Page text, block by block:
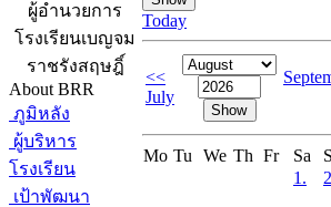
ผู้อำนวยการ
โรงเรียนเบญจม
ราชรังสฤษฎิ์
About BRR
ภูมิหลัง
ผู้บริหาร
โรงเรียน
เป้าพัฒนา
Today
<<
July
Mo Tu We Th Fr Sa
1.